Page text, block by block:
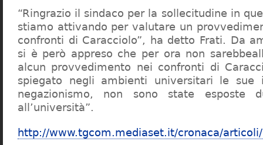
“Ringrazio il sindaco per la sollecitudine in
stiamo attivando per valutare un
confronti di Caracciolo”, ha detto Frati. Da
si è però appreso che per ora non
alcun provvedimento nei confronti di
spiegato negli ambienti universitari le sue
negazionismo, non sono state esposte
all’università”.
http://www.tgcom.mediaset.it/cronaca/